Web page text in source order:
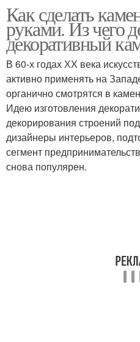
Камень из пенопласта
Покрытие для стен
Штукатурка под камень
Как сделать
руками. Из чего
декоративный
В 60-х годах ХХ века
активно применять на
органично смотрятся в
Идею изготовления
декорирования строений
дизайнеры интерьеров,
сегмент
снова популярен.